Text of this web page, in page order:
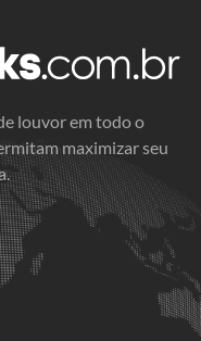
louvor em todo o
maximizar seu